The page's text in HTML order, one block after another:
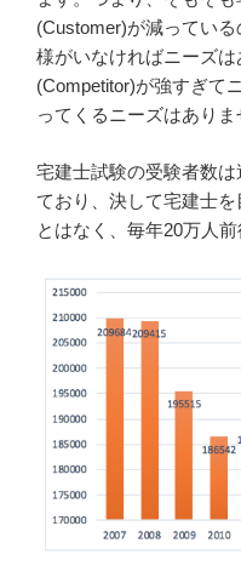
(Customer)が減ってい
様がいなければニーズ
(Competitor)が強すぎて
ってくるニーズはありま
宅建士試験の受験者数
ており、決して宅建士
とはなく、毎年20万人